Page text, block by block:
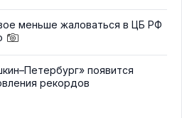
меньше жаловаться в ЦБ РФ
появится
рекордов